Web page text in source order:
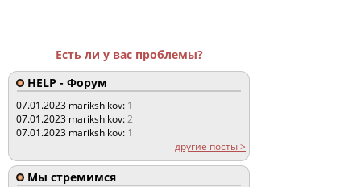
Есть ли у вас проблемы?
HELP - Форум
07.01.2023 marikshikov: 1
07.01.2023 marikshikov:2
07.01.2023 marikshikov: 1
другие посты >
Мы стремимся